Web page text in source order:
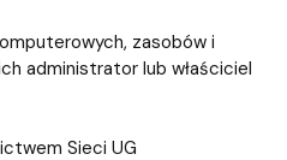
zasobów i
administrator lub właściciel
Sieci UG